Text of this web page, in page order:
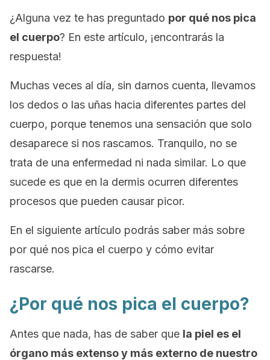
¿Alguna vez te has preguntado por qué nos pica
el cuerpo? En este artículo, ¡encontrarás la
respuesta!
Muchas veces al día, sin darnos cuenta, llevamos
los dedos o las uñas hacia diferentes partes del
cuerpo, porque tenemos una sensación que solo
desaparece si nos rascamos. Tranquilo, no se
trata de una enfermedad ni nada similar. Lo que
sucede es que en la dermis ocurren diferentes
procesos que pueden causar picor.
En el siguiente artículo podrás saber más sobre
por qué nos pica el cuerpo y cómo evitar
rascarse.
¿Por qué nos pica el cuerpo?
Antes que nada, has de saber que la piel es el
órgano más extenso y más externo de nuestro